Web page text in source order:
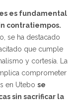
es fundamental
contratiempos.
se ha destacado
que cumple
y cortesía. La
comprometer
en Utebo se
sin sacrificar la